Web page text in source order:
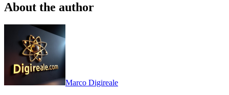
About the author
Marco Digireale